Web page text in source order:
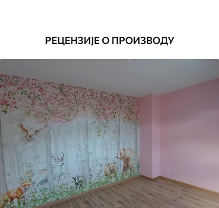
Чишћење
Тапета се може нежно очистити меким
сунђером. Позадине са завршном
обрадом лакова могу се очистити
водом.
Начин примене Беспрекорна апликација
Доступни материјали
Стандард
РЕЦЕНЗИЈЕ О ПРОИЗВОДУ